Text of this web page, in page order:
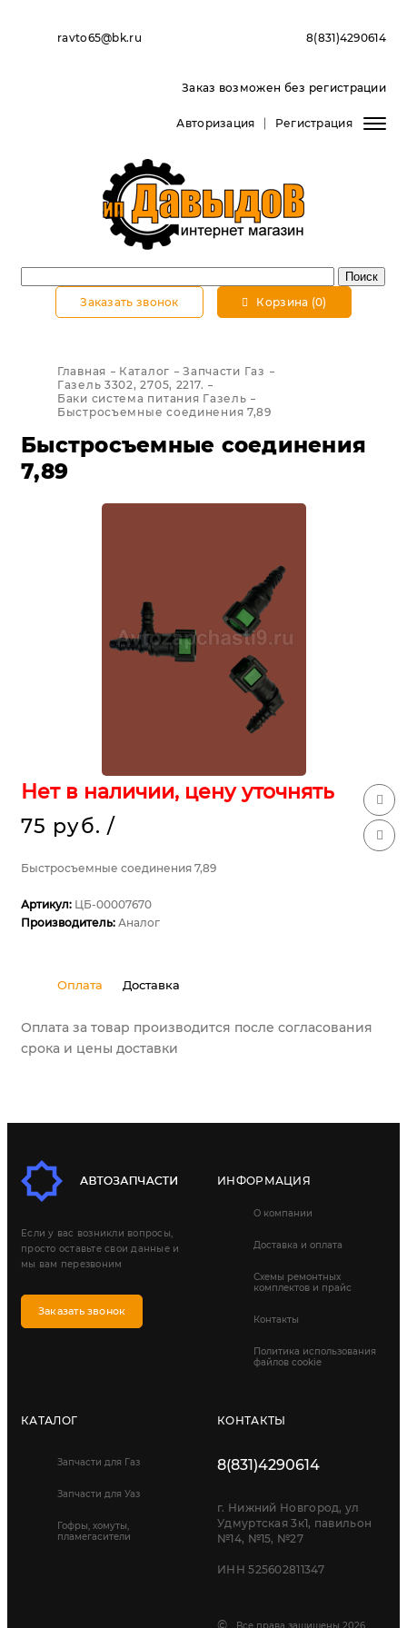
ravto65@bk.ru 8(831)4290614
Заказ возможен без регистрации
Авторизация Регистрация
Заказать звонок Корзина (0)
Главная Каталог
Запчасти Газ
Газель 3302, 2705, 2217.
Баки система питания Газель
Быстросъемные соединения 7,89
Быстросъемные соединения
7,89
Нет в наличии, цену уточнять
75 руб. /
Быстросъемные соединения 7,89
Артикул: ЦБ-00007670
Производитель: Аналог
Оплата Доставка
Оплата за товар производится после согласования
срока и цены доставки
Если у вас возникли вопросы,
просто оставьте свои данные и
мы вам перезвоним
Заказать звонок
ИНФОРМАЦИЯ
О компании
Доставка и оплата
Схемы ремонтных
комплектов и прайс
Контакты
Политика использования
файлов cookie
КАТАЛОГ
Запчасти для Газ
Запчасти для Уаз
Гофры, хомуты,
пламегасители
КОНТАКТЫ
8(831)4290614
г. Нижний Новгород, ул
Удмуртская 3к1, павильон
№14, №15, №27
ИНН 525602811347